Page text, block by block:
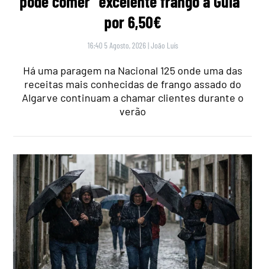
por 6,50€
16:40 5 Agosto, 2026 |João Luís
Há uma paragem na Nacional 125 onde uma das
receitas mais conhecidas de frango assado do
Algarve continuam a chamar clientes durante o
verão